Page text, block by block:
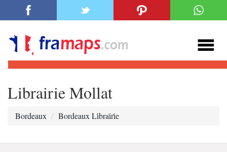
Librairie Mollat
Bordeaux Bordeaux Li̇brai̇ri̇e